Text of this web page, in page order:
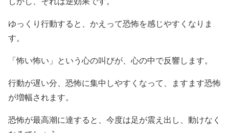
ゆっくり行動すると、かえって恐怖を感じやすくなりま
す。
「怖い怖い」という心の叫びが、心の中で反響します。
行動が遅い分、恐怖に集中しやすくなって、ますます恐怖
が増幅されます。
恐怖が最高潮に達すると、今度は足が震え出し、動けなく